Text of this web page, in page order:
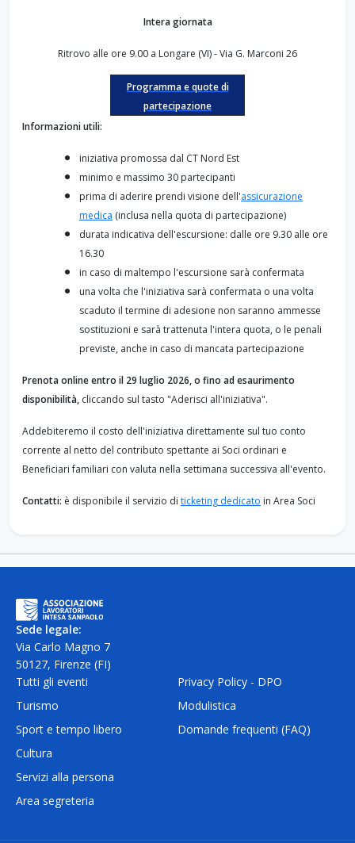
Intera giornata
Ritrovo alle ore 9.00 a Longare (VI) -Via G. Marconi 26
Programma e quote di
partecipazione
Informazioni utili:
iniziativa promossa dal CT Nord Est
minimo e massimo 30 partecipanti
prima di aderire prendi visione dell'assicurazione
medica (inclusa nella quota di partecipazione)
durata indicativa dell'escursione: dalle ore 9.30 alle ore
16.30
in caso di maltempo l'escursione sarà confermata
una volta che l'iniziativa sarà confermata o una volta
scaduto il termine di adesione non saranno ammesse
sostituzioni e sarà trattenuta l'intera quota, o le penali
previste, anche in caso di mancata partecipazione
Prenota online entro il 29 luglio 2026, o fino ad esaurimento
disponibilità, cliccando sul tasto "Aderisci all'iniziativa".
Addebiteremo il costo dell'iniziativa direttamente sul tuo conto
corrente al netto del contributo spettante ai Soci ordinari e
Beneficiari familiari con valuta nella settimana successiva all'evento.
Contatti: è disponibile il servizio di ticketing dedicato in Area Soci
Sede legale:
Via Carlo Magno 7
50127, Firenze (FI)
Tutti gli eventi
Turismo
Sport e tempo libero
Cultura
Servizi alla persona
Privacy Policy - DPO
Modulistica
Domande frequenti (FAQ)
Area segreteria